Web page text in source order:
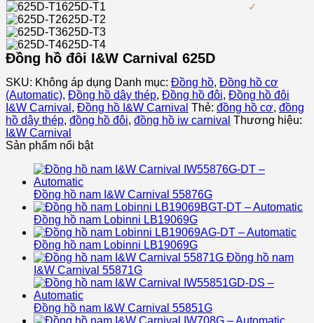
625D-T1
625D-T2
625D-T3
625D-T4
Đồng hồ đôi I&W Carnival 625D
SKU: Không áp dụng Danh mục: Đồng hồ, Đồng hồ cơ
(Automatic), Đồng hồ dây thép, Đồng hồ đôi, Đồng hồ đôi
I&W Carnival , Đồng hồ I&W Carnival Thẻ: đồng hồ cơ, đồng
hồ dây thép, đồng hồ đôi, đồng hồ iw carnival Thương hiệu:
I&W Carnival
Sản phẩm nổi bật
Đồng hồ nam I&W Carnival 55876G
Đồng hồ nam Lobinni LB19069G
Đồng hồ nam Lobinni LB19069G
Đồng hồ nam
I&W Carnival 55871G
Đồng hồ nam I&W Carnival 55851G